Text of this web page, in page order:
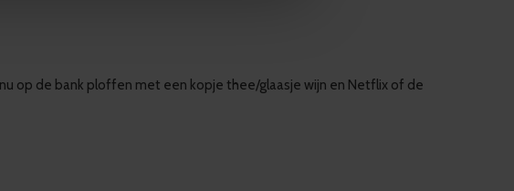
op de bank ploffen met een kopje thee/glaasje wijn en Netflix of de